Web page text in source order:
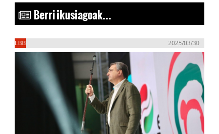
Berri ikusiagoak...
EBB 2025/03/30